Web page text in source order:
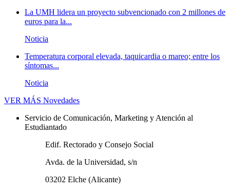
La UMH lidera un proyecto subvencionado con 2 millones de
euros para la...
Noticia
Temperatura corporal elevada, taquicardia o mareo; entre los
síntomas...
Noticia
VER MÁS Novedades
Servicio de Comunicación, Marketing y Atención al
Estudiantado
Edif. Rectorado y Consejo Social
Avda. de la Universidad, s/n
03202 Elche (Alicante)